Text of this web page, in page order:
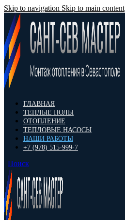
Skip to navigation Skip to main content
ГЛАВНАЯ
ТЕПЛЫЕ ПОЛЫ
ОТОПЛЕНИЕ
ТЕПЛОВЫЕ НАСОСЫ
НАШИ РАБОТЫ
+7 (978) 515-999-7
Поиск